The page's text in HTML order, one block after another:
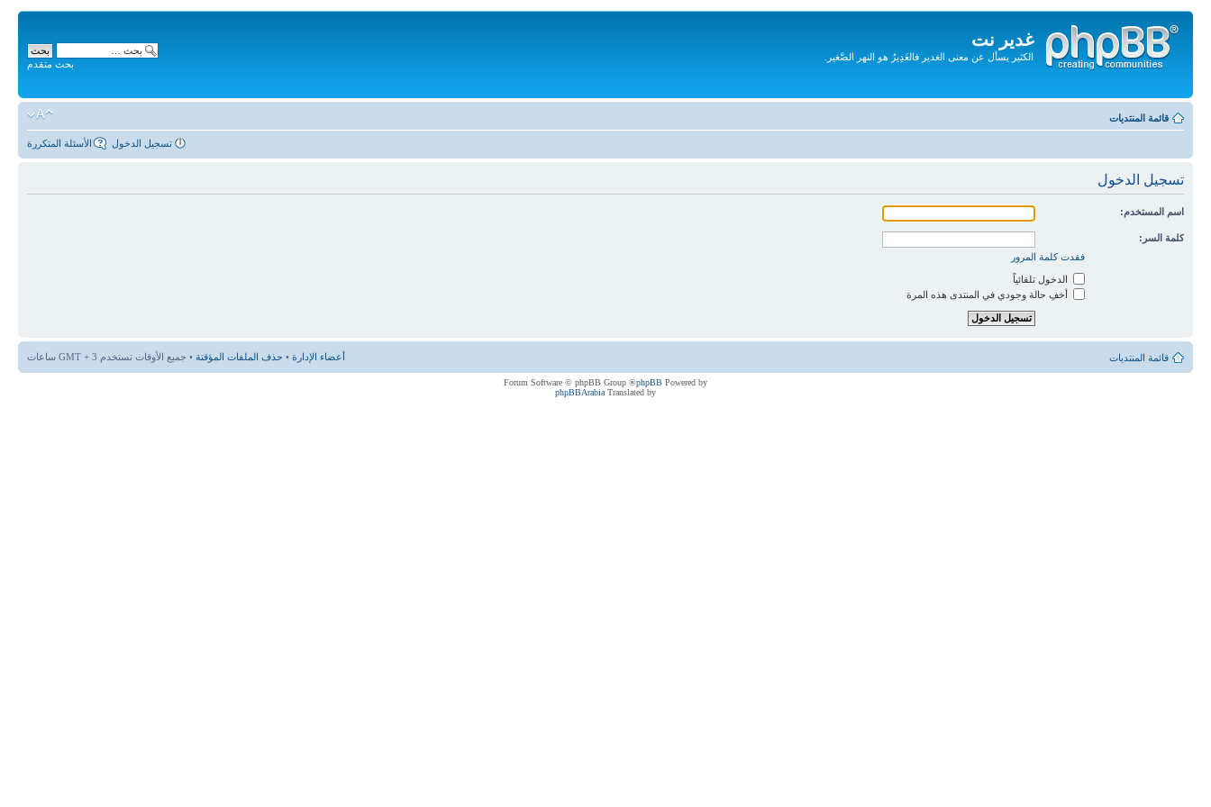
غدير نت
الكثير يسأل عن معنى الغدير فالغَدِيرُ هو النهر الصَّغير.
المحتويات
بحث متقدم
قائمة المنتديات
الأسئلة المتكررة تسجيل الدخول
تسجيل الدخول
اسم المستخدم:
كلمة السر:
فقدت كلمة المرور
الدخول تلقائياً
أخفِ حالة وجودي في المنتدى هذه المرة
قائمة المنتديات أعضاء الإدارة • حذف الملفات المؤقتة • جميع الأوقات تستخدم GMT + 3 ساعات
Powered by
phpBB
® Forum Software © phpBB Group
Translated by
phpBBArabia